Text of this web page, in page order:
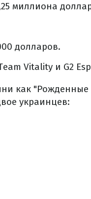
миллиона
долларов.
Vitality и G2
как
украинцев: